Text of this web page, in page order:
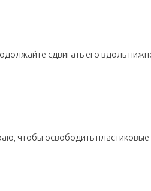
сдвигать его вдоль
чтобы освободить